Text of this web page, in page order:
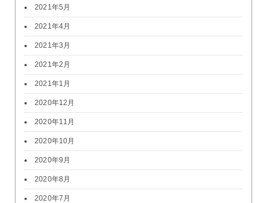
2021年5月
2021年4月
2021年3月
2021年2月
2021年1月
2020年12月
2020年11月
2020年10月
2020年9月
2020年8月
2020年7月